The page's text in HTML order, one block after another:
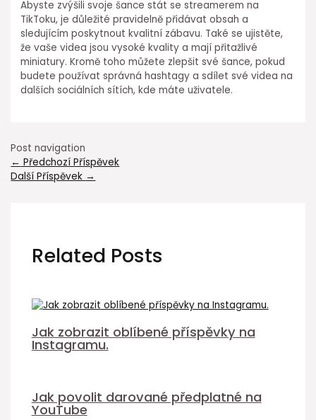
Abyste zvýšili svoje šance stát se streamerem na
TikToku, je důležité pravidelně přidávat obsah a
sledujícím poskytnout kvalitní zábavu. Také se ujistěte,
že vaše videa jsou vysoké kvality a mají přitažlivé
miniatury. Kromě toho můžete zlepšit své šance, pokud
budete používat správná hashtagy a sdílet své videa na
dalších sociálních sítích, kde máte uživatele.
Post navigation
← Předchozí Příspěvek
Další Příspěvek →
Related Posts
Jak zobrazit oblíbené příspěvky na
Instagramu.
Jak povolit darované předplatné na
YouTube